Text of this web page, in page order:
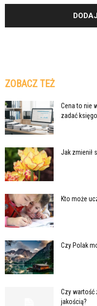
ZOBACZ TEŻ
Cena to nie
zadać
Jak zmienił
Kto może
Czy Polak
Czy wartość
jakością?